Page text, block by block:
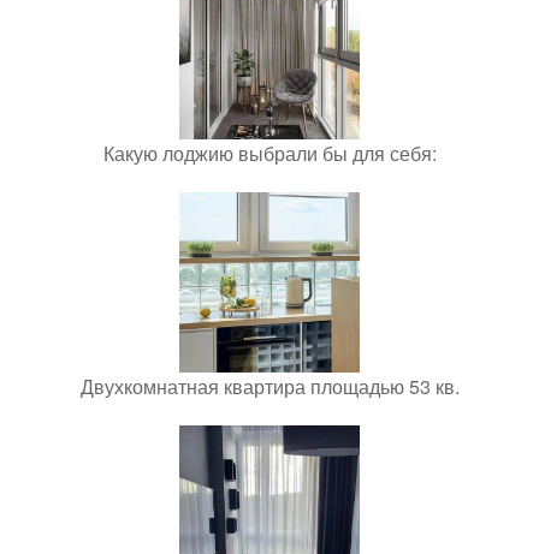
Какую лоджию выбрали бы для себя:
Двухкомнатная квартира площадью 53 кв.